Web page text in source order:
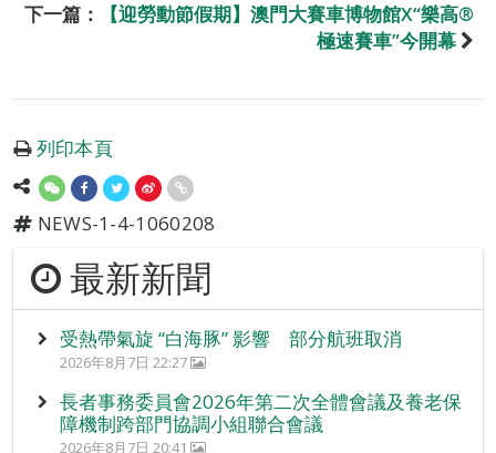
下一篇：
【迎勞動節假期】澳門大賽車博物館X“樂高®
極速賽車”今開幕
列印本頁
NEWS-1-4-1060208
最新新聞
受熱帶氣旋 “白海豚” 影響 部分航班取消
2026年8月7日 22:27
長者事務委員會2026年第二次全體會議及養老保
障機制跨部門協調小組聯合會議
2026年8月7日 20:41